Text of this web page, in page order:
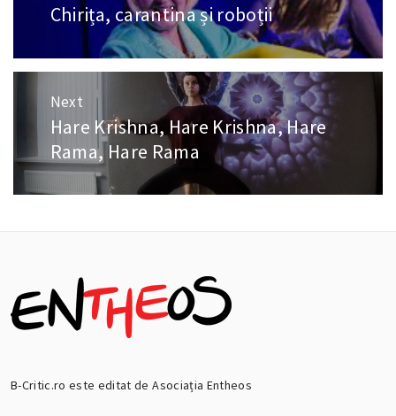
articole
Previous
Chirița, carantina și roboții
Next
Next
post:
Hare Krishna, Hare Krishna, Hare
Rama, Hare Rama
B-Critic.ro este editat de Asociația Entheos